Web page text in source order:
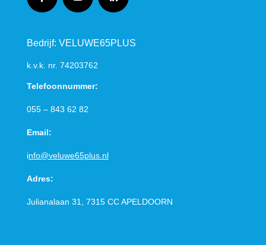
Bedrijf: VELUWE65PLUS
k.v.k. nr. 74203762
Telefoonnummer:
055 – 843 62 82
Email:
info@veluwe65plus.nl
Adres:
Julianalaan 31, 7315 CCAPELDOORN